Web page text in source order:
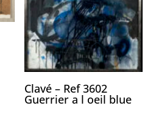
Clavé – Ref 3602
Guerrier a l oeil blue